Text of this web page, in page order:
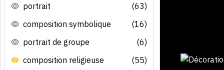
portrait
(63)
composition symbolique
(16)
portrait de groupe
(6)
composition religieuse
(55)